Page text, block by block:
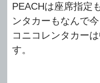
PEACHは座席指定
ンタカーもなんで
コニコレンタカー
す。